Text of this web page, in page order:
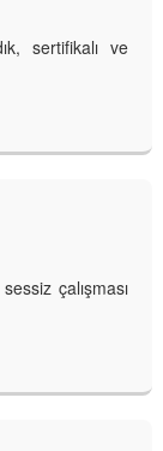
sertifikalı ve
çalışması